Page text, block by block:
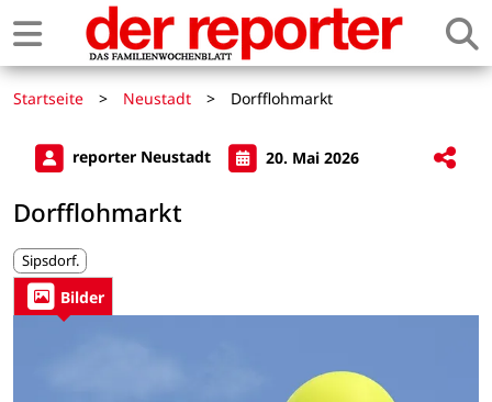
Startseite > Neustadt > Dorfflohmarkt
reporter Neustadt 20. Mai 2026
Dorfflohmarkt
Sipsdorf.
Bilder